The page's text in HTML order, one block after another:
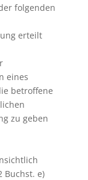
folgenden
erteilt
eines
betroffene
zu geben
Buchst. e)